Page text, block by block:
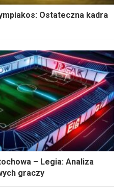
Ostateczna kadra
– Legia: Analiza
graczy